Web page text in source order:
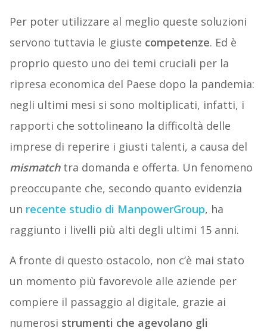
Per poter utilizzare al meglio queste soluzioni
servono tuttavia le giuste competenze. Ed è
proprio questo uno dei temi cruciali per la
ripresa economica del Paese dopo la pandemia:
negli ultimi mesi si sono moltiplicati, infatti, i
rapporti che sottolineano la difficoltà delle
imprese di reperire i giusti talenti, a causa del
mismatchtra domanda e offerta. Un fenomeno
preoccupante che, secondo quanto evidenzia
un recente studio di ManpowerGroup, ha
raggiunto i livelli più alti degli ultimi 15 anni.
A fronte di questo ostacolo, non c’è mai stato
un momento più favorevole alle aziende per
compiere il passaggio al digitale, grazie ai
numerosi strumenti che agevolano gli